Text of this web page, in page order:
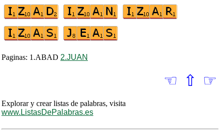
Paginas: 1.ABAD 2.JUAN
☜ ⇧ ☞
Explorar y crear listas de palabras, visita
www.ListasDePalabras.es